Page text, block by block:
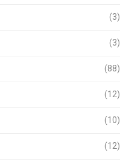
(3)
(3)
(88)
(12)
(10)
(12)